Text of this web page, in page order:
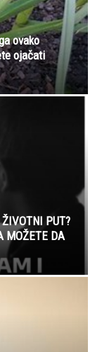
ovako
ojačati
PUT?
MOŽETE DA